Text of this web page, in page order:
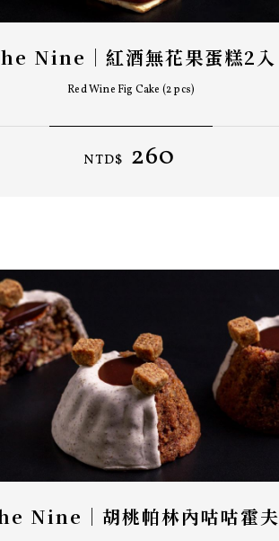
Nine｜紅酒無花果蛋糕2入
Red Wine Fig Cake (2 pcs)
NTD$ 260
Nine｜胡桃帕林內咕咕霍夫